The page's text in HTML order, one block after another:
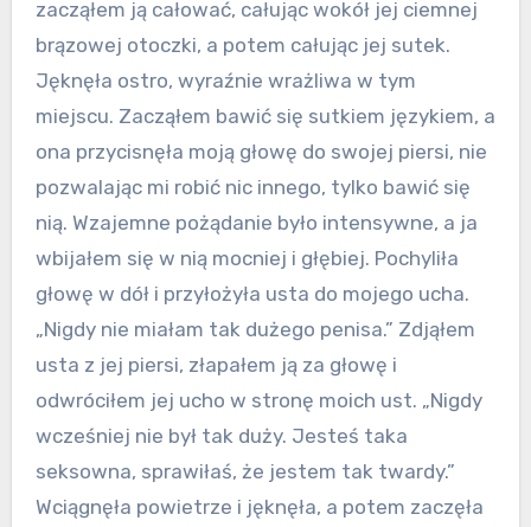
zacząłem ją całować, całując wokół jej ciemnej
brązowej otoczki, a potem całując jej sutek.
Jęknęła ostro, wyraźnie wrażliwa w tym
miejscu. Zacząłem bawić się sutkiem językiem, a
ona przycisnęła moją głowę do swojej piersi, nie
pozwalając mi robić nic innego, tylko bawić się
nią. Wzajemne pożądanie było intensywne, a ja
wbijałem się w nią mocniej i głębiej. Pochyliła
głowę w dół i przyłożyła usta do mojego ucha.
„Nigdy nie miałam tak dużego penisa.” Zdjąłem
usta z jej piersi, złapałem ją za głowę i
odwróciłem jej ucho w stronę moich ust. „Nigdy
wcześniej nie był tak duży. Jesteś taka
seksowna, sprawiłaś, że jestem tak twardy.”
Wciągnęła powietrze i jęknęła, a potem zaczęła